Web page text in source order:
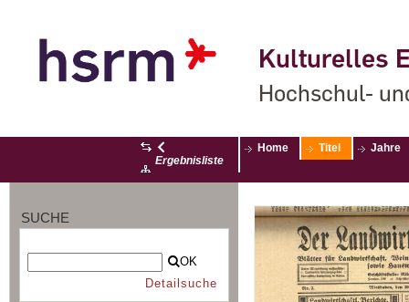
Kulturelles
Hochschul-
Ergebnisliste
Home Titel Jahre
SUCHE
OK
Detailsuche